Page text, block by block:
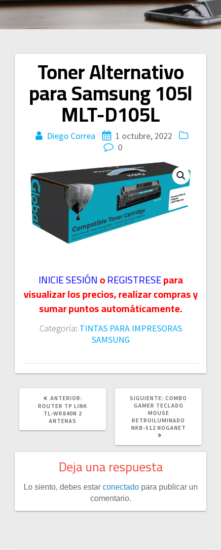
Toner Alternativo
para Samsung 105l
MLT-D105L
Diego Correa
1 octubre, 2022
0
INICIE SESIÓNoREGISTRESEpara
visualizar los precios, realizar compras y
sumar puntos automáticamente.
Categoría: TINTAS PARA IMPRESORAS
SAMSUNG
Navegación
de
entradas
ANTERIOR:
ANTERIOR:
ROUTER TP LINK
TL-WR840N 2
ANTENAS
SIGUIENTE: SIGUIENTE
POST:
COMBO
GAMER TECLADO
MOUSE
RETROILUMINADO
NKB-512 NOGANET
Deja una respuesta
Lo siento, debes estar conectadopara publicar un
comentario.